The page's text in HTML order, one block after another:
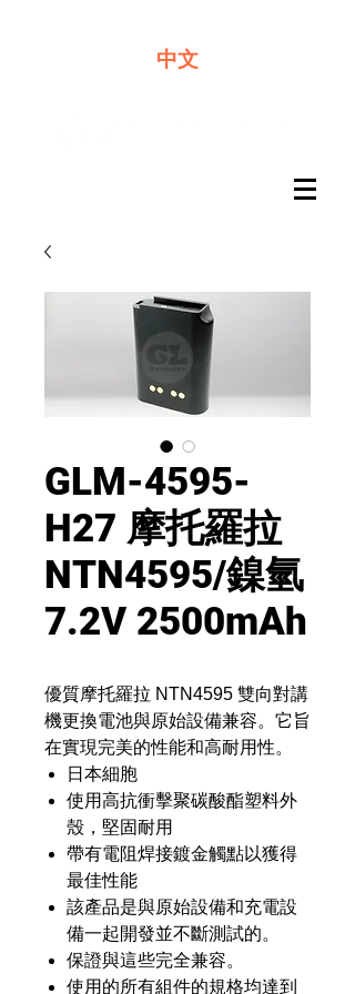
中文
GLM-4595-
H27 摩托羅拉
NTN4595/鎳氫
7.2V 2500mAh
優質摩托羅拉 NTN4595 雙向對講
機更換電池與原始設備兼容。它旨
在實現完美的性能和高耐用性。
日本細胞
使用高抗衝擊聚碳酸酯塑料外
殼，堅固耐用
帶有電阻焊接鍍金觸點以獲得
最佳性能
該產品是與原始設備和充電設
備一起開發並不斷測試的。
保證與這些完全兼容。
使用的所有組件的規格均達到